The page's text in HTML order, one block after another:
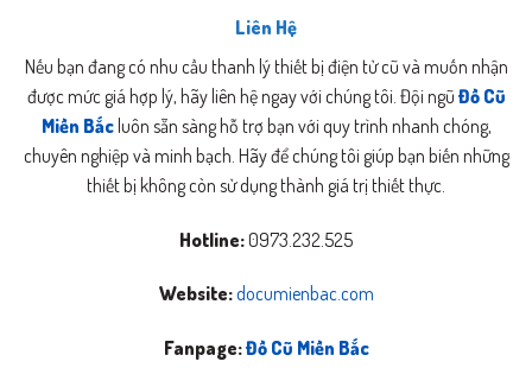
Liên Hệ
Nếu bạn đang có nhu cầu thanh lý thiết bị điện tử cũ và muốn nhận
được mức giá hợp lý, hãy liên hệ ngay với chúng tôi. Đội ngũ Đồ Cũ
Miền Bắcluôn sẵn sàng hỗ trợ bạn với quy trình nhanh chóng,
chuyên nghiệp và minh bạch. Hãy để chúng tôi giúp bạn biến những
thiết bị không còn sử dụng thành giá trị thiết thực.
Hotline:0973.232.525
Website:documienbac.com
Fanpage:Đồ Cũ Miền Bắc